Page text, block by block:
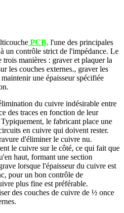
PCB, l'une des principales
un contrôle strict de l'impédance. Le
manières : graver et plaquer la
les couches externes., graver les
une épaisseur spécifiée
du cuivre indésirable entre
des traces en fonction de leur
le fabricant place une
en cuivre qui doivent rester.
d'éliminer le cuivre nu.
le cuivre sur le côté, ce qui fait que
haut, formant une section
lorsque l'épaisseur du cuivre est
pour un bon contrôle de
plus fine est préférable.
des couches de cuivre de ½ once